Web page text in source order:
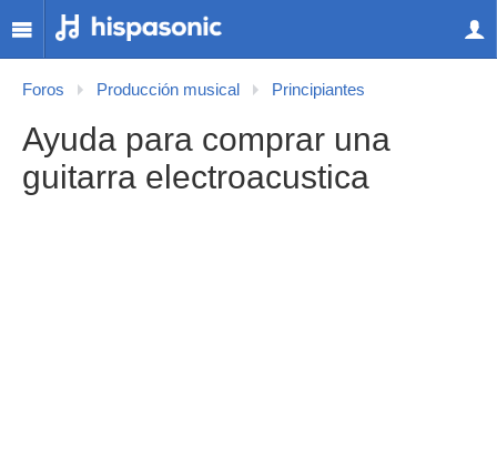
Foros Producción musical Principiantes
Ayuda para comprar una
guitarra electroacustica